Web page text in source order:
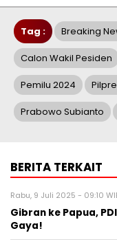
Tag : Breaking
Calon Wakil Pesiden
Pemilu 2024
Prabowo Subianto
BERITA TERKAIT
Rabu, 9 Juli 2025 - 09:10
Gibran ke Papua,
Gaya!